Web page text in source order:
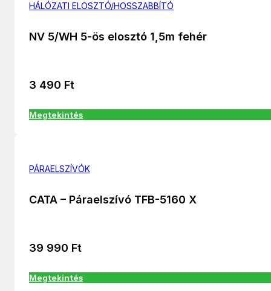
HÁLÓZATI ELOSZTÓ/HOSSZABBÍTÓ
NV 5/WH 5-ös elosztó 1,5m fehér
3 490 Ft
Megtekintés
PÁRAELSZÍVÓK
CATA – Páraelszívó TFB-5160 X
39 990 Ft
Megtekintés